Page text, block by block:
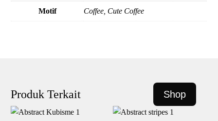
Motif Coffee, Cute Coffee
Produk Terkait Shop